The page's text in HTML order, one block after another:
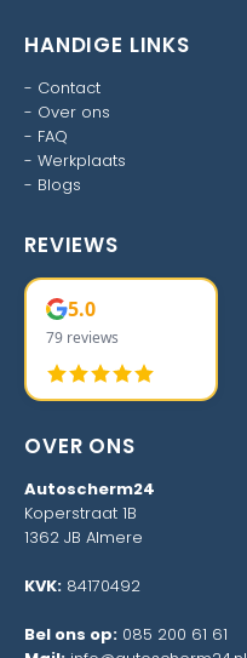
HANDIGE LINKS
- Contact
- Over ons
- FAQ
- Werkplaats
- Blogs
REVIEWS
5.0
79 reviews
OVER ONS
Autoscherm24
Koperstraat 1B
1362 JB Almere
KVK: 84170492
Bel ons op: 085 200 61 61